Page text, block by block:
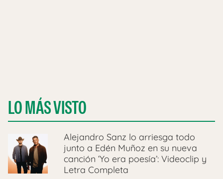
LO MÁS VISTO
Alejandro Sanz lo arriesga todo
junto a Edén Muñoz en su nueva
canción ‘Yo era poesía’: Videoclip y
Letra Completa